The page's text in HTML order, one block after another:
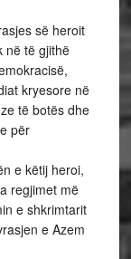
së heroit
në të gjithë
kryesore në
të botës dhe
për
e këtij heroi,
regjimet më
e shkrimtarit
e Azem